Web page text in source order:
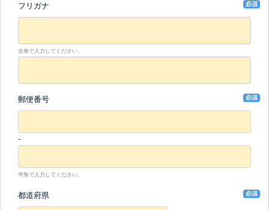
フリガナ 必須
全角で入力してください。
郵便番号 必須
-
半角で入力してください。
都道府県 必須